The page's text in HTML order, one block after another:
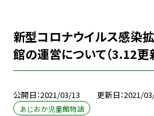
新型コロナウイルス感染
館の運営について（3.12更
公開日 2021/03/13 更新日 2021/
あじおか児童館物語